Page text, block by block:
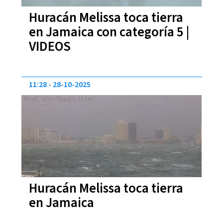
Huracán Melissa toca tierra
en Jamaica con categoría 5 |
VIDEOS
Huracán Melissa toca tierra
en Jamaica
11:28 28-10-2025